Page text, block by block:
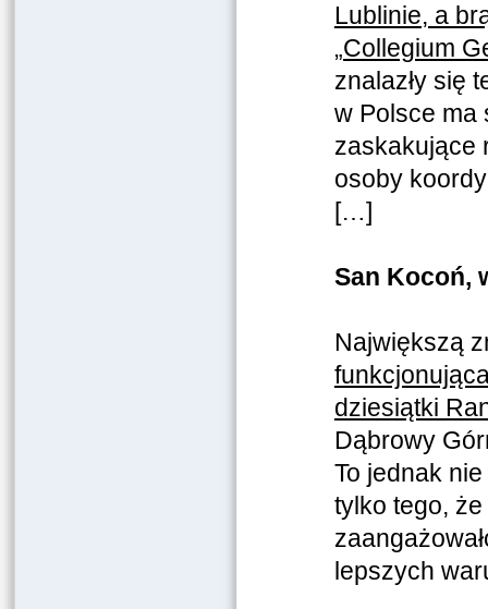
Lublinie, a
„Collegium
znalazły się
w Polsce ma
zaskakujące
osoby
[…]
San Kocoń,
Największą
dziesiątki
Dąbrowy
To jednak
tylko tego,
lepszych